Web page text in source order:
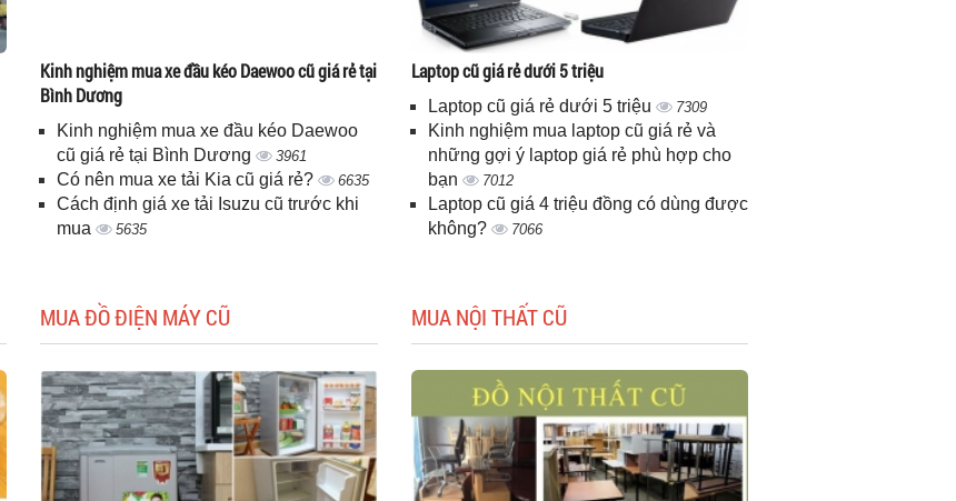
Kinh nghiệm mua xe đầu kéo Daewoo cũ giá rẻ tại
Bình Dương
Kinh nghiệm mua xe đầu kéo Daewoo
cũ giá rẻ tại Bình Dương
3961
Có nên mua xe tải Kia cũ giá rẻ? 6635
Cách định giá xe tải Isuzu cũ trước khi
mua
5635
Laptop cũ giá rẻ dưới 5 triệu
Laptop cũ giá rẻ dưới 5 triệu 7309
Kinh nghiệm mua laptop cũ giá rẻ và
những gợi ý laptop giá rẻ phù hợp cho
bạn
7012
Laptop cũ giá 4 triệu đồng có dùng được
không?
7066
MUA ĐỒ ĐIỆN MÁY CŨ MUA NỘI THẤT CŨ